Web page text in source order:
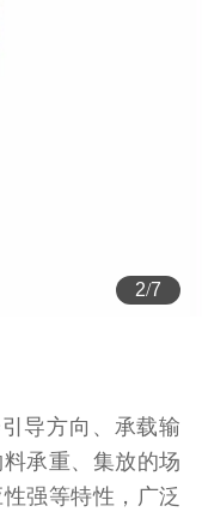
2/7
导方向、承载输
承重、集放的场
强等特性，广泛